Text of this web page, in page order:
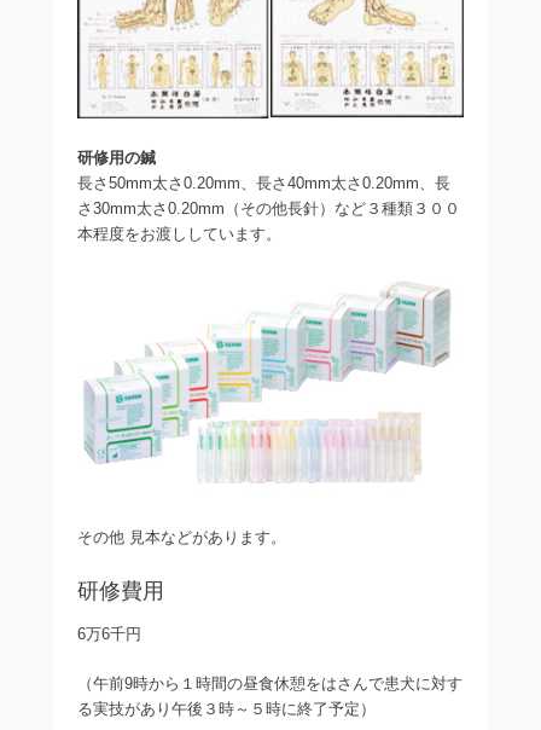
研修用の鍼
長さ50mm太さ0.20mm、長さ40mm太さ0.20mm、長
さ30mm太さ0.20mm（その他長針）など３種類３００
本程度をお渡ししています。
その他 見本などがあります。
研修費用
6万6千円
（午前9時から１時間の昼食休憩をはさんで患犬に対す
る実技があり午後３時～５時に終了予定）